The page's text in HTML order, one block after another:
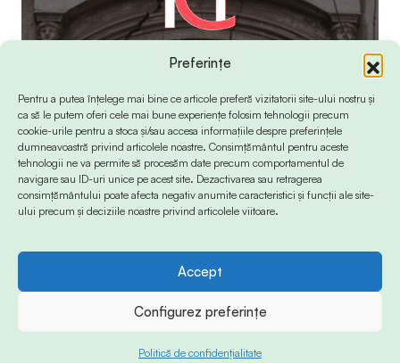
Preferințe
Pentru a putea înțelege mai bine ce articole preferă vizitatorii site-ului nostru și
ca să le putem oferi cele mai bune experiențe folosim tehnologii precum
cookie-urile pentru a stoca și/sau accesa informațiile despre preferințele
dumneavoastră privind articolele noastre. Consimțământul pentru aceste
tehnologii ne va permite să procesăm date precum comportamentul de
navigare sau ID-uri unice pe acest site. Dezactivarea sau retragerea
consimțământului poate afecta negativ anumite caracteristici și funcții ale site-
ului precum și deciziile noastre privind articolele viitoare.
Accept
Configurez preferințe
Politică de confidențialitate
© 2024 Info-Sud-Est. All Rights Reserved.